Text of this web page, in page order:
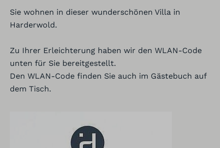
Sie wohnen in dieser wunderschönen Villa in
Harderwold.
Zu Ihrer Erleichterung haben wir den WLAN-Code
unten für Sie bereitgestellt.
Den WLAN-Code finden Sie auch im Gästebuch auf
dem Tisch.